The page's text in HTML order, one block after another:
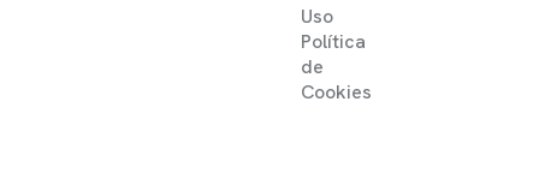
Uso
Política
de
Cookies